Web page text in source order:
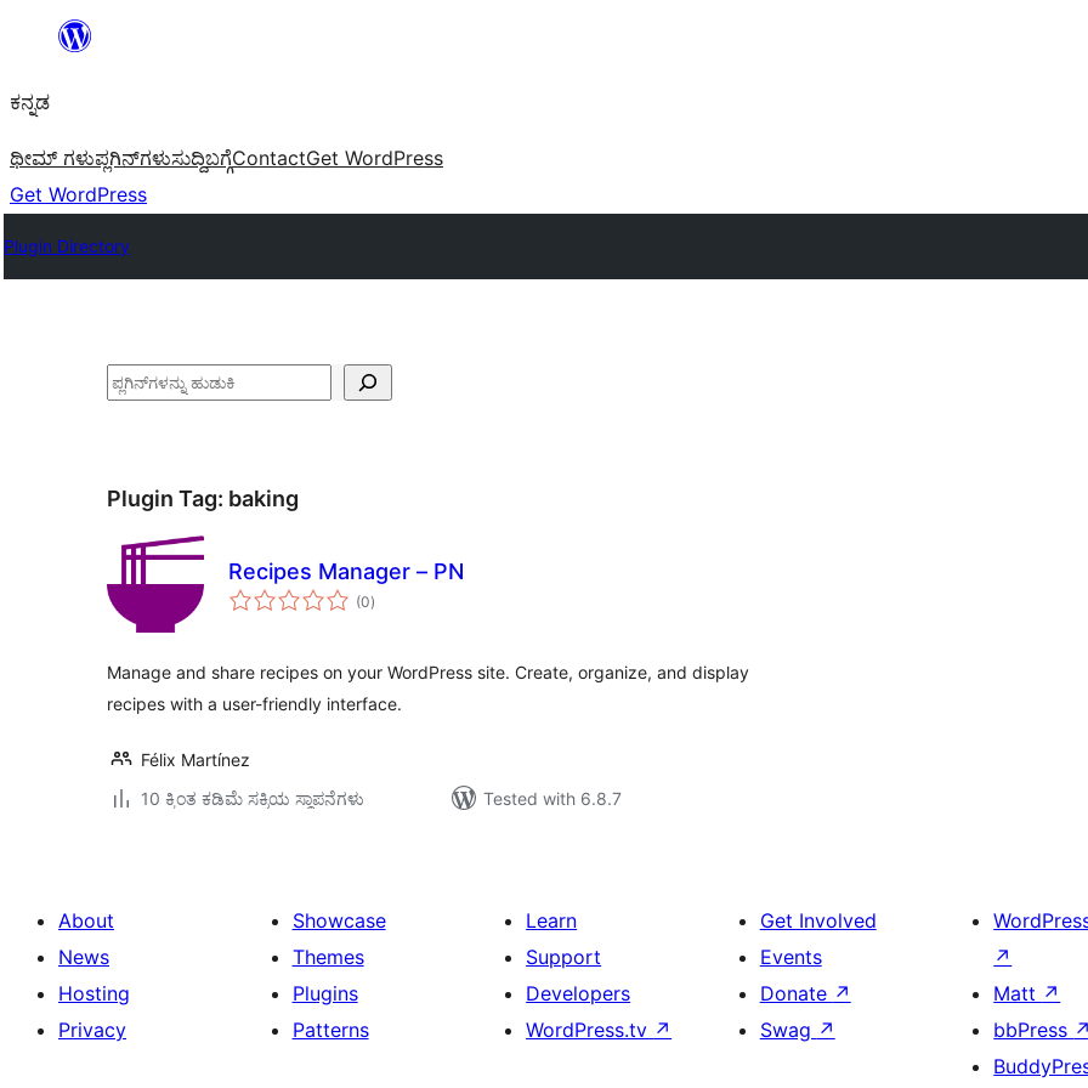
ವಿಷಯಕ್ಕೆ
ಕನ್ನಡ
ಥೀಮ್ ಗಳುಪ್ಲಗಿನ್‌ಗಳುಸುದ್ದಿಬಗ್ಗೆContactGet WordPress
Get WordPress
Plugin Directory
ಹುಡುಕು
Plugin Tag: baking
Recipes Manager – PN
(0total
ratings
)
Manage and share recipes on your WordPress site. Create, organize, and display
recipes with a user-friendly interface.
Félix Martínez
10 ಕ್ಕಿಂತ ಕಡಿಮೆ ಸಕ್ರಿಯ ಸ್ಥಾಪನೆಗಳು
Tested with 6.8.7
About
News
Hosting
Privacy
Showcase
Themes
Plugins
Patterns
Learn
Support
Developers
WordPress.tv ↗
Get Involved
Events
Donate ↗
Swag ↗
↗
Matt ↗
bbPress ↗